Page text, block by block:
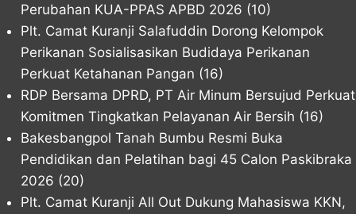
Perubahan KUA-PPAS APBD 2026 (10)
Plt. Camat Kuranji Salafuddin Dorong Kelompok
Perikanan Sosialisasikan Budidaya Perikanan
Perkuat Ketahanan Pangan (16)
RDP Bersama DPRD, PT Air Minum Bersujud Perkuat
Komitmen Tingkatkan Pelayanan Air Bersih (16)
Bakesbangpol Tanah Bumbu Resmi Buka
Pendidikan dan Pelatihan bagi 45 Calon Paskibraka
2026 (20)
Plt. Camat Kuranji All Out Dukung Mahasiswa KKN,